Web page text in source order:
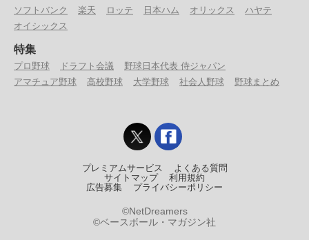
ソフトバンク
楽天 ロッテ 日本ハム オリックス
ハヤテ
オイシックス
特集
プロ野球 ドラフト会議
野球日本代表 侍ジャパン
アマチュア野球
高校野球 大学野球 社会人野球 野球まとめ
プレミアムサービス
よくある質問
サイトマップ
利用規約
広告募集
プライバシーポリシー
©NetDreamers
©ベースボール・マガジン社